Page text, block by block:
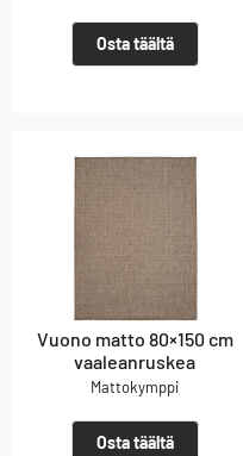
Osta täältä
Vuono matto 80×150 cm
vaaleanruskea
Mattokymppi
Osta täältä